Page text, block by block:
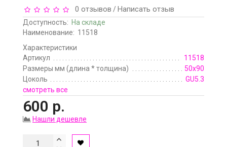
0 отзывов /Написать отзыв
Доступность: На складе
Наименование: 11518
Характеристики
Артикул
11518
Размеры мм (длина * толщина)
50х90
Цоколь
GU5.3
смотреть все
600 р.
Нашли дешевле